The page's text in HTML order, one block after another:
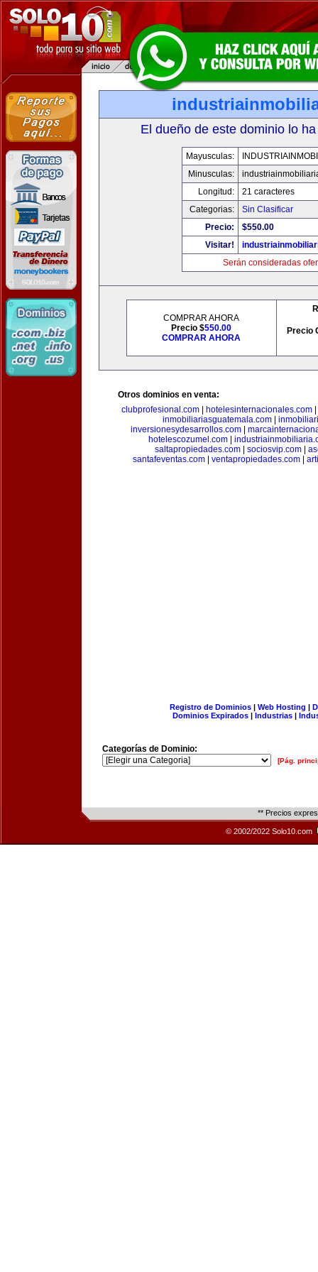
El dueño de este dominio lo
Mayusculas:
Minusculas:
Longitud:
21 caracteres
Categorias:
Sin Clasificar
Precio:
$550.00
Visitar!
Serán consideradas
COMPRAR AHORA
Precio $550.00
COMPRAR AHORA
Precio
Otros dominios en venta:
clubprofesional.com
hotelesinternacionales.com
inmobiliariasguatemala.com
inversionesydesarrollos.com|
hotelescozumel.com
saltapropiedades.com| sociosvip.com|
santafeventas.com| ventapropiedades.com|
Registro de Dominios| Web Hosting |
Dominios Expirados | Industrias |
Categorías de Dominio:
[Pág.
** Precios
© 2002/2022 Solo10.com